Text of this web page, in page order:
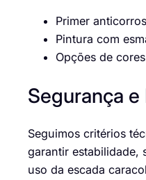
Primer
Pintura com
Opções de
Segurança
Seguimos critérios
garantir estabilidade,
uso da escada